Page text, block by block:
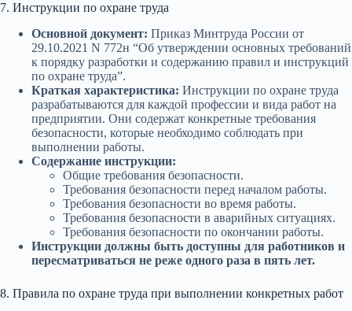
7. Инструкции по охране труда
Основной документ: Приказ Минтруда России от
29.10.2021 N 772н “Об утверждении основных требований
к порядку разработки и содержанию правил и инструкций
по охране труда”.
Краткая характеристика: Инструкции по охране труда
разрабатываются для каждой профессии и вида работ на
предприятии. Они содержат конкретные требования
безопасности, которые необходимо соблюдать при
выполнении работы.
Содержание инструкции:
Общие требования безопасности.
Требования безопасности перед началом работы.
Требования безопасности во время работы.
Требования безопасности в аварийных ситуациях.
Требования безопасности по окончании работы.
Инструкции должны быть доступны для работников и
пересматриваться не реже одного раза в пять лет.
8. Правила по охране труда при выполнении конкретных работ